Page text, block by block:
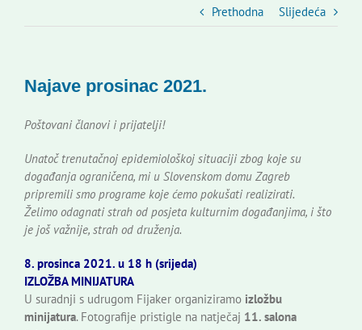
Kontakti
Novi odmev – naše glasilo
Izdavaštvo
Korisne informacije
Prethodna Slijedeća
Najave prosinac 2021.
Poštovani članovi i prijatelji!
Unatoč trenutačnoj epidemiološkoj situaciji zbog koje su
događanja ograničena, mi u Slovenskom domu Zagreb
pripremili smo programe koje ćemo pokušati realizirati.
Želimo odagnati strah od posjeta kulturnim događanjima, i što
je još važnije, strah od druženja.
8. prosinca 2021. u 18 h (srijeda)
IZLOŽBA MINIJATURA
U suradnji s udrugom Fijaker organiziramo izložbu
minijatura. Fotografije pristigle na natječaj 11. salona